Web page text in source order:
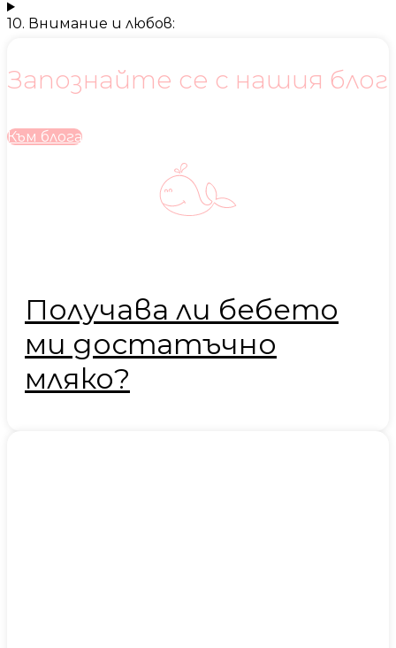
10. Внимание и любов:
Запознайте се с нашия блог
Към блога
Получава ли бебето
ми достатъчно
мляко?